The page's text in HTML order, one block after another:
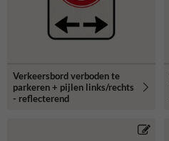
Verkeersbord verboden te
parkeren + pijlen links/rechts
- reflecterend